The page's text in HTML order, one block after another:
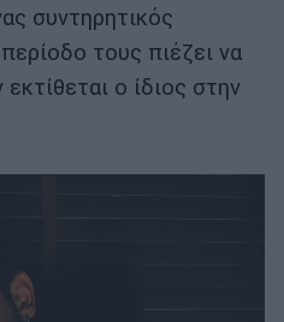
συντηρητικός
τους πιέζει να
ο ίδιος στην